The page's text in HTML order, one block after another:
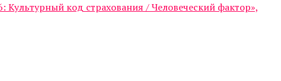
код страхования / Человеческий фактор»,